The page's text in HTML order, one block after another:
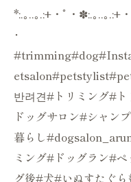
*:.｡..｡.:+・ﾟ・✽:.｡..｡.:+
･
반려견#トリミング#
ドッグサロン#シャン
暮らし
ミング#ドッグラン#
グ後#犬#いぬすたぐ